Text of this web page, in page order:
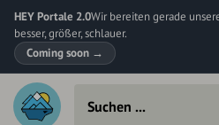
HEY Portale 2.0Wir bereiten gerade
besser, größer, schlauer.
Coming soon →